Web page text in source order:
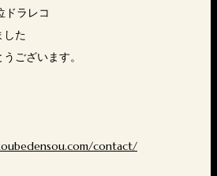
ラレコ
した
ございます。
contact/